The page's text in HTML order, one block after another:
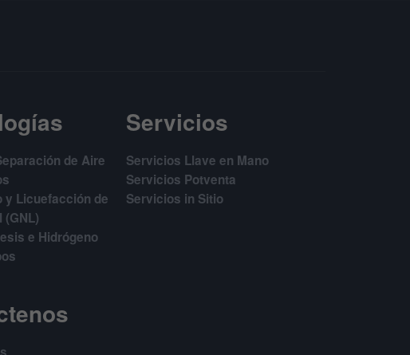
de Aire
y Licuefacción de
(GNL)
e Hidrógeno
Servicios
Servicios Llave en Mano
Servicios Potventa
Servicios in Sitio